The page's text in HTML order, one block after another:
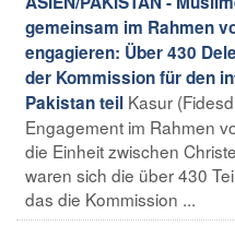
gemeinsam im Rahmen
engagieren: Über 430
der Kommission für den
Pakistan teil Kasur
Engagement im Rahmen
die Einheit zwischen
waren sich die über 430
das die Kommission ...